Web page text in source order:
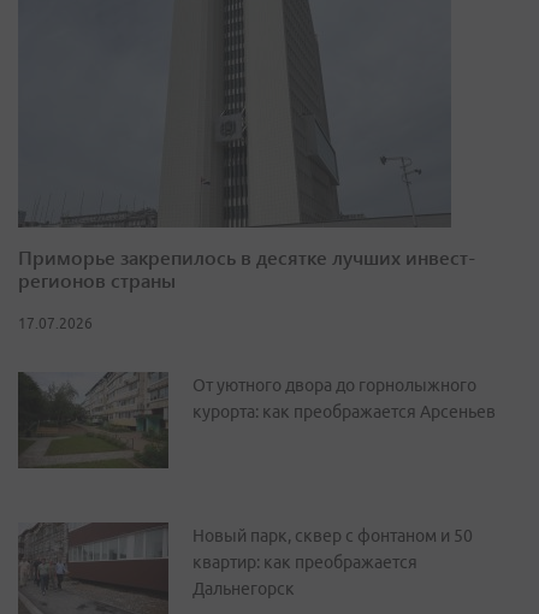
Приморье закрепилось в десятке лучших инвест-
регионов страны
17.07.2026
От уютного двора до горнолыжного
курорта: как преображается Арсеньев
Новый парк, сквер с фонтаном и 50
квартир: как преображается
Дальнегорск